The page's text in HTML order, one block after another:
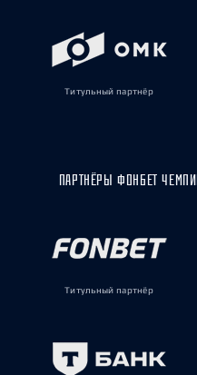
Титульный партнёр
ПАРТНЁРЫ ФОНБЕТ
Титульный партнёр